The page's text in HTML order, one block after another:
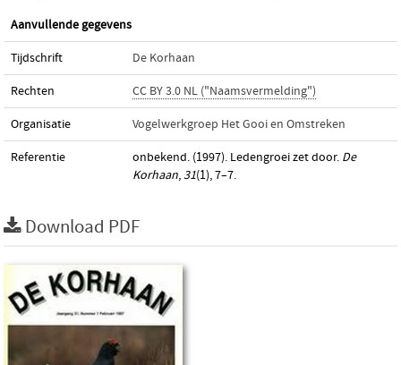
Aanvullende gegevens
Tijdschrift De Korhaan
Rechten CC BY 3.0 NL ("Naamsvermelding")
Organisatie Vogelwerkgroep Het Gooi en Omstreken
Referentie onbekend. (1997). Ledengroei zet door. De
Korhaan, 31(1), 7–7.
Download PDF